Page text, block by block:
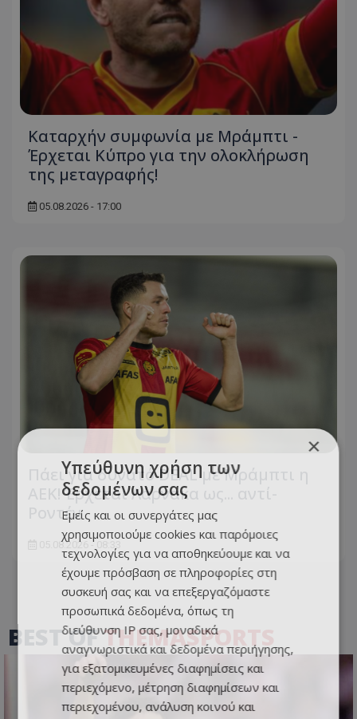
Καταρχήν συμφωνία με Μράμπτι -
Έρχεται Κύπρο για την ολοκλήρωση
της μεταγραφής!
05.08.2026 - 17:00
Πάει για δυνατό DEAL με Μράμπτι η
ΑΕΚ! Έρχεται Λάρνακα ως... αντί-
Ροντέν
05.08.2026 - 08:33
BEST OFTHEMASPORTS
×
Υπεύθυνη χρήση των
δεδομένων σας
Εμείς και οι συνεργάτες μας
χρησιμοποιούμε cookies και παρόμοιες
τεχνολογίες για να αποθηκεύουμε και να
έχουμε πρόσβαση σε πληροφορίες στη
συσκευή σας και να επεξεργαζόμαστε
προσωπικά δεδομένα, όπως τη
διεύθυνση IP σας, μοναδικά
αναγνωριστικά και δεδομένα περιήγησης,
για εξατομικευμένες διαφημίσεις και
περιεχόμενο, μέτρηση διαφημίσεων και
περιεχομένου, ανάλυση κοινού και